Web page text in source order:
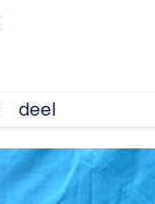
deel